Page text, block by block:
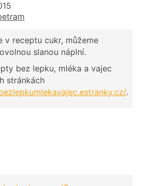
v receptu cukr, můžeme
slanou náplní.
bez lepku, mléka a vajec
stránkách
.